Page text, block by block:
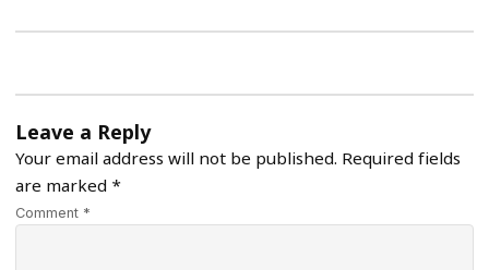
Leave a Reply
Your email address will not be published. Required fields
are marked *
Comment *